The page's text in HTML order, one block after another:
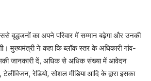
वृद्धजनों का अपने परिवार में सम्मान बढ़ेगा और उनकी
मुख्यमंत्री ने कहा कि ब्लॉक स्तर के अधिकारी गांव-
जानकारी दें, अधिक से अधिक संख्या में आवेदन
टेलीविजन, रेडियो, सोशल मीडिया आदि के द्वारा इसका